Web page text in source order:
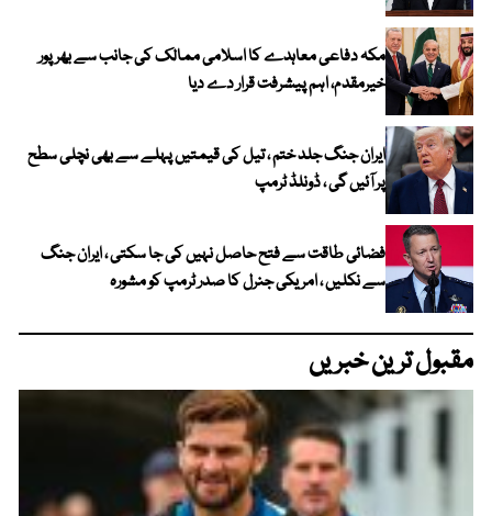
مکہ دفاعی معاہدے کا اسلامی ممالک کی جانب سے بھرپور
خیرمقدم، اہم پیشرفت قرار دے دیا
ایران جنگ جلد ختم ، تیل کی قیمتیں پہلے سے بھی نچلی سطح
پر آئیں گی ، ڈونلڈ ٹرمپ
فضائی طاقت سے فتح حاصل نہیں کی جا سکتی ، ایران جنگ
سے نکلیں ، امریکی جنرل کا صدر ٹرمپ کو مشورہ
مقبول ترین خبریں